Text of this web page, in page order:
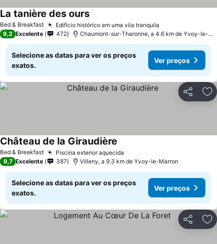
Bed & Breakfast Edifício histórico em uma vila tranquila
La tanière des oursVer preços
9,2 Excelente 472 Chaumont-sur-Tharonne, a 4.6 km de Yvoy-le-
Selecione as datas para ver os preços
exatos.
Ver preços
Partilhar
Bed & Breakfast Piscina exterior aquecida
Château de la Giraudière
9,7 Excelente 387 Villeny, a 9.3 km de Yvoy-le-Marron
Selecione as datas para ver os preços
exatos.
Ver preços
Partilhar